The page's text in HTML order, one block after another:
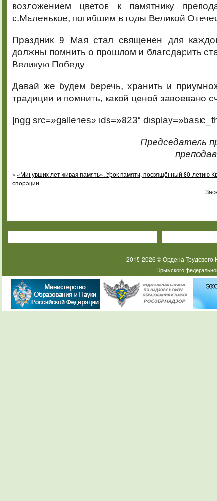
возложением цветов к памятнику
с.Маленькое, погибшим в годы Великой
Праздник 9 Мая стал священен для
должны помнить о прошлом и благодарить
Великую Победу.
Давай же будем беречь, хранить и
традиции и помнить, какой ценой завоевано
[ngg src=»galleries» ids=»823″
Председатель
« «Минувших лет живая память». Урок памяти, посвящённый 80-летию
операции
2015-2026 © Ордена
Крымского